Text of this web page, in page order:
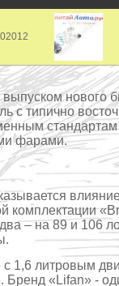
нового
с типично
фарами.
комплектации
– на 89 и 106
1,6 литровым
«Lifan» -